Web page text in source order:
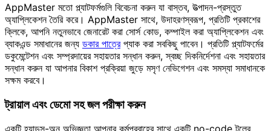
AppMaster মতো প্ল্যাটফর্মগুলি বিবেচনা করুন যা বাস্তব, উত্পাদন-প্রস্তুত
অ্যাপ্লিকেশন তৈরি করে। AppMaster সাথে, উদাহরণস্বরূপ, প্রতিটি প্রকাশের
ক্লিকে, আপনি নতুনভাবে জেনারেট করা সোর্স কোড, কম্পাইল করা অ্যাপ্লিকেশন এবং
ব্যাকএন্ড সমাধানের জন্য ডকার পাত্রেপ্যাক করা সবকিছু পাবেন। প্রতিটি প্ল্যাটফর্মের
ডকুমেন্টেশন এবং সম্প্রদায়ের সহায়তার সন্ধান করুন, স্বচ্ছ দিকনির্দেশনা এবং সহায়তার
সন্ধান করুন যা আপনার বিকাশ প্রক্রিয়া জুড়ে মসৃণ নেভিগেশন এবং সমস্যা সমাধানকে
সক্ষম করবে।
ট্রায়াল এবং ডেমো সহ জল পরীক্ষা করুন